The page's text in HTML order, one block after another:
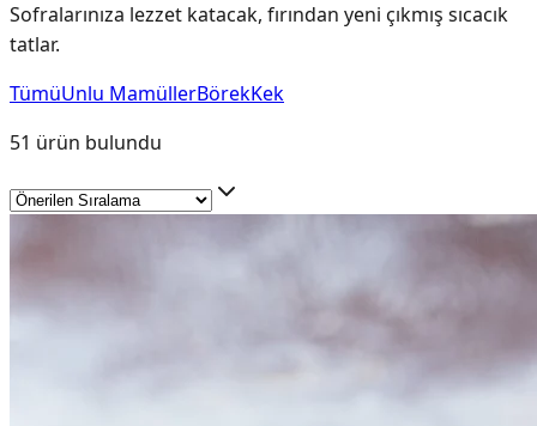
Sofralarınıza lezzet katacak, fırından yeni çıkmış sıcacık
tatlar.
TümüUnlu MamüllerBörekKek
51 ürün bulundu